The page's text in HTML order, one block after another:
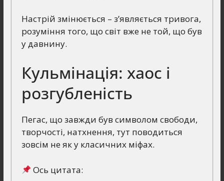
Настрій змінюється – з’являється тривога,
розуміння того, що світ вже не той, що був
у давнину.
Кульмінація: хаос і
розгубленість
Пегас, що завжди був символом свободи,
творчості, натхнення, тут поводиться
зовсім не як у класичних міфах.
Ось цитата: